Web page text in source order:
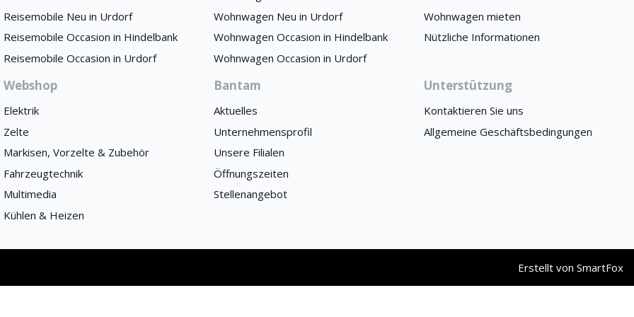
Reisemobile Neu in Urdorf
Reisemobile Occasion in Hindelbank
Reisemobile Occasion in Urdorf
Wohnwagen Neu in Urdorf
Wohnwagen Occasion in Hindelbank
Wohnwagen Occasion in Urdorf
Wohnwagen mieten
Nützliche Informationen
Webshop
Elektrik
Zelte
Markisen, Vorzelte & Zubehör
Fahrzeugtechnik
Multimedia
Kühlen & Heizen
Bantam
Aktuelles
Unternehmensprofil
Unsere Filialen
Öffnungszeiten
Stellenangebot
Unterstützung
Kontaktieren Sie uns
Allgemeine Geschäftsbedingungen
Erstellt von SmartFox